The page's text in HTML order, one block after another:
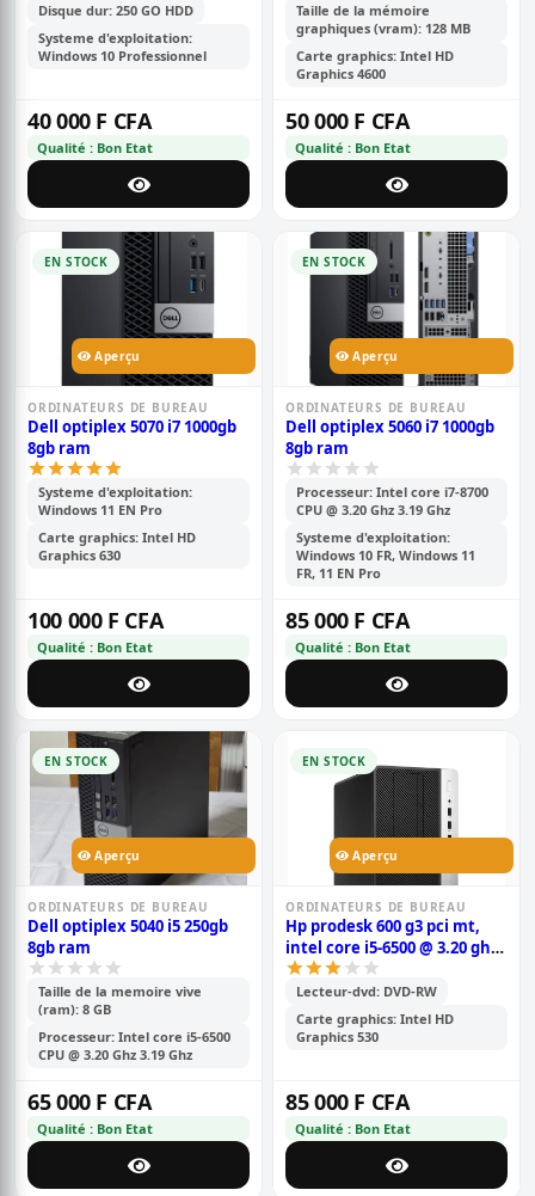
Disque dur: 250 GO HDD
Systeme d'exploitation:
Windows 10 Professionnel
40 000 F CFA
Qualité : Bon Etat
Taille de la mémoire
graphiques (vram): 128 MB
Carte graphics: Intel HD
Graphics 4600
50 000 F CFA
Qualité : Bon Etat
EN STOCK
Aperçu
ORDINATEURS DE BUREAU
Dell optiplex 5070 i7 1000gb
8gb ram
Systeme d'exploitation:
Windows 11 EN Pro
Carte graphics: Intel HD
Graphics 630
100 000 F CFA
Qualité : Bon Etat
EN STOCK
Aperçu
ORDINATEURS DE BUREAU
Dell optiplex 5060 i7 1000gb
8gb ram
Processeur: Intel core i7-8700
CPU @ 3.20 Ghz 3.19 Ghz
Systeme d'exploitation:
Windows 10 FR, Windows 11
FR, 11 EN Pro
85 000 F CFA
Qualité : Bon Etat
EN STOCK
Aperçu
ORDINATEURS DE BUREAU
Dell optiplex 5040 i5 250gb
8gb ram
Taille de la memoire vive
(ram): 8 GB
Processeur: Intel core i5-6500
CPU @ 3.20 Ghz 3.19 Ghz
65 000 F CFA
Qualité : Bon Etat
EN STOCK
Aperçu
ORDINATEURS DE BUREAU
Hp prodesk 600 g3 pci mt,
intel core i5-6500 @ 3.20 ghz
500 gb hdd - 8 gb pc4 6eme
génération
Lecteur-dvd: DVD-RW
Carte graphics: Intel HD
Graphics 530
85 000 F CFA
Qualité : Bon Etat